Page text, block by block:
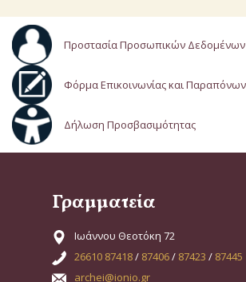
Προστασία Προσωπικών Δεδομένων
Φόρμα Επικοινωνίας και Παραπόνων
Δήλωση Προσβασιμότητας
Γραμματεία
Ιωάννου Θεοτόκη 72
26610 87418/ 87406/ 87423 / 87445
archei@ionio.gr